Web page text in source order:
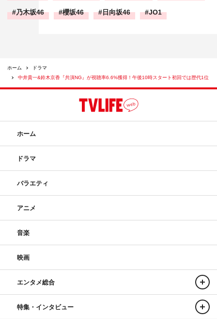
乃木坂46 櫻坂46 日向坂46 JO1
ホーム
ドラマ
中井貴一&鈴木京香『共演NG』が視聴率6.6%獲得！午後10時スタート初回では歴代1位
ホーム
ドラマ
バラエティ
アニメ
音楽
映画
エンタメ総合
特集・インタビュー